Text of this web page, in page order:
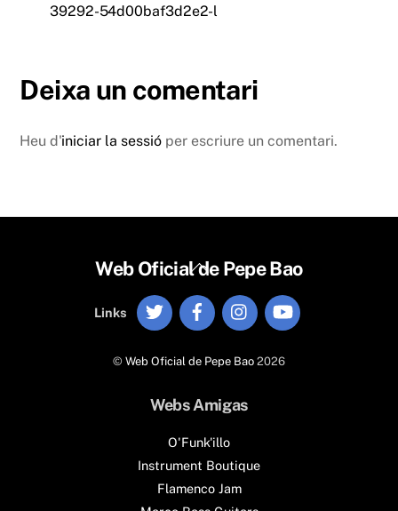
39292-54d00baf3d2e2-l
Deixa un comentari
Heu d'iniciar la sessió per escriure un comentari.
Back
Top
Web Oficial de Pepe Bao
Links
Twitter FacebookInstagram
© Web Oficial de Pepe Bao 2026
Webs Amigas
O'Funk'illo
Instrument Boutique
Flamenco Jam